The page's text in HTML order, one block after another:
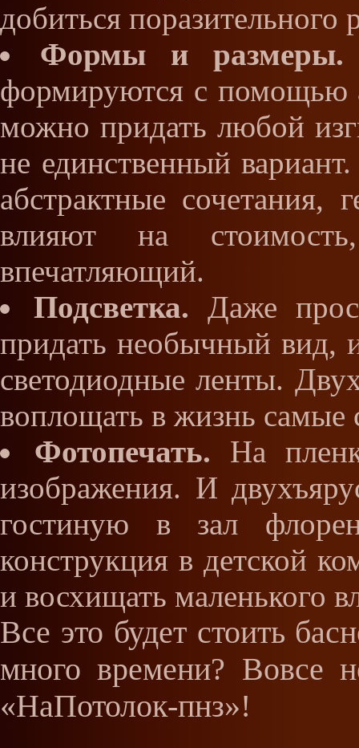
добиться поразительного
Формы и размеры.
формируются с помощью
можно придать любой
не единственный
абстрактные сочетания,
влияют на
впечатляющий.
Подсветка. Даже
придать необычный вид,
светодиодные ленты.
воплощать в жизнь самые
Фотопечать. На
изображения. И
гостиную в зал
конструкция в детской
и восхищать маленького
Все это будет стоить
много времени? Вовсе
«НаПотолок-пнз»!